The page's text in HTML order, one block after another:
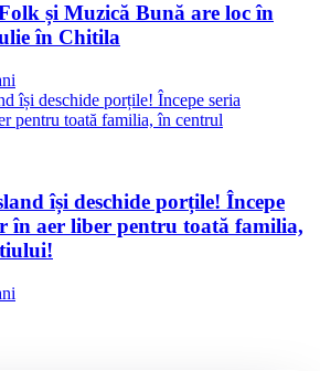
și Muzică Bună are loc în
în Chitila
își deschide porțile! Începe
în aer liber pentru toată familia,